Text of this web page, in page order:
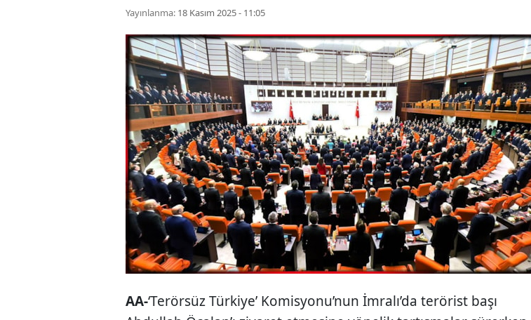
Yayınlanma: 18 Kasım 2025 - 11:05
AA-‘Terörsüz Türkiye’ Komisyonu’nun İmralı’da terörist başı